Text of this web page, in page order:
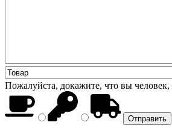
Пожалуйста, докажите, что вы человек,